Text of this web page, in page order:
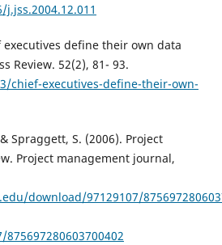
executives define their own data
Review. 52(2), 81- 93.
chief-executives-define-their-own-
Spraggett, S. (2006). Project
Project management journal,
download/97129107/